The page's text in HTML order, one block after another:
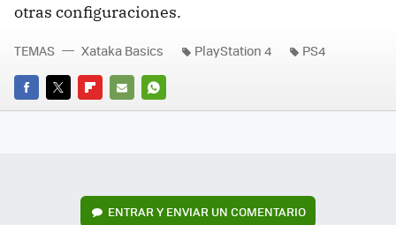
otras configuraciones.
FACEBOOK
TWITTERFLIPBOARD
E-
WHATSAPP
TEMAS Xataka Basics PlayStation 4 PS4
ENTRAR Y ENVIAR UN COMENTARIO